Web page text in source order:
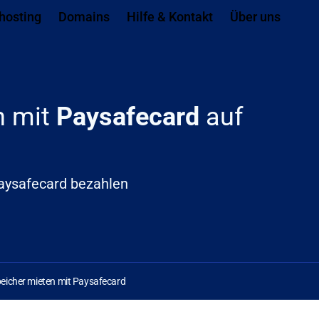
ganz unten springen
Domains Hilfe & Kontakt Über uns
mit Paysafecard auf
bezahlen
mieten mit Paysafecard